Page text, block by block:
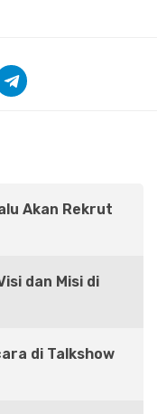
Akan Rekrut
dan Misi di
di Talkshow